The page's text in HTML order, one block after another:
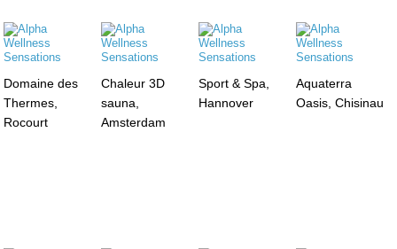
Domaine des
Thermes,
Rocourt
Chaleur 3D
sauna,
Amsterdam
Sport & Spa,
Hannover
Aquaterra
Oasis, Chisinau